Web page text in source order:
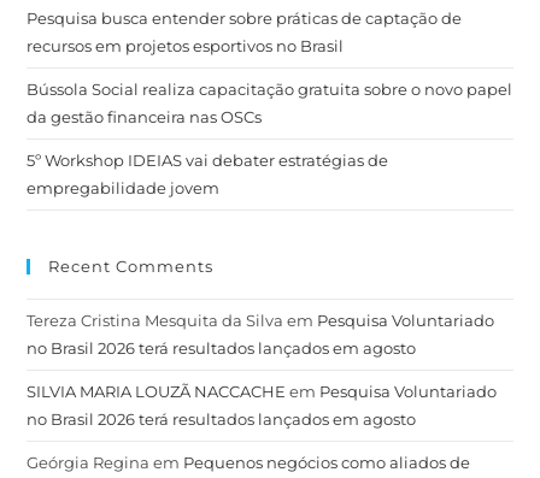
Pesquisa busca entender sobre práticas de captação de
recursos em projetos esportivos no Brasil
Bússola Social realiza capacitação gratuita sobre o novo papel
da gestão financeira nas OSCs
5º Workshop IDEIAS vai debater estratégias de
empregabilidade jovem
Recent Comments
Tereza Cristina Mesquita da Silva em Pesquisa Voluntariado
no Brasil 2026 terá resultados lançados em agosto
SILVIA MARIA LOUZÃ NACCACHE em Pesquisa Voluntariado
no Brasil 2026 terá resultados lançados em agosto
Geórgia Regina em Pequenos negócios como aliados de